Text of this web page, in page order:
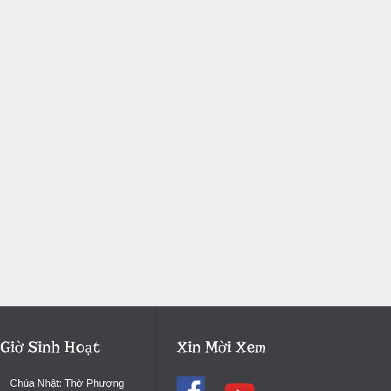
Giờ Sinh Hoạt
Chúa Nhật: Thờ Phượng
Xin Mời Xem